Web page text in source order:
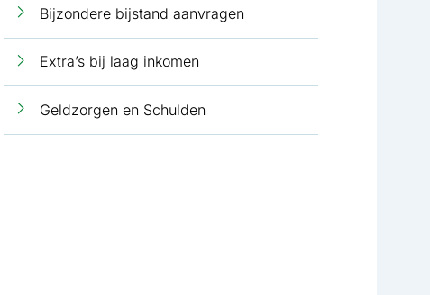
Bijzondere bijstand aanvragen
Extra’s bij laag inkomen
Geldzorgen en Schulden